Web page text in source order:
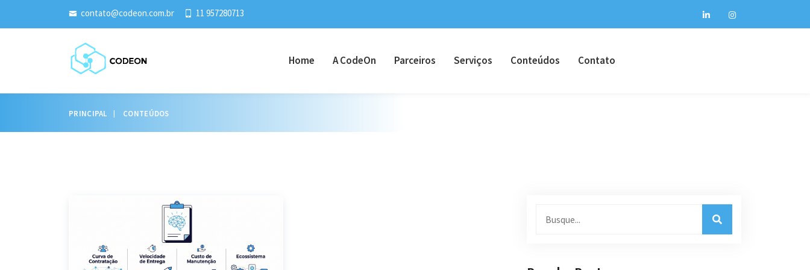
contato@codeon.com.br 11 957280713
Home A CodeOn Parceiros Serviços Conteúdos Contato
PRINCIPAL CONTEÚDOS